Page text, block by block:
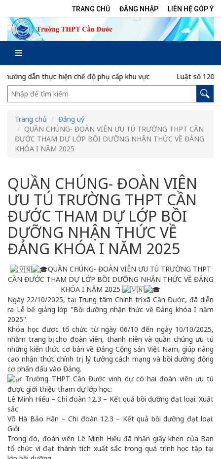
TRANG CHỦ ĐĂNG NHẬP LIÊN HỆ GÓP Ý
thực hiện chế độ phụ cấp khu vực Luật số 120/2025/QH15
Trang chủ
Đảng uỷ
QUẦN CHÚNG- ĐOÀN VIÊN ƯU TÚ TRƯỜNG THPT CẦN
ĐƯỚC THAM DỰ LỚP BỒI DƯỠNG NHẬN THỨC VỀ ĐẢNG
KHÓA I NĂM 2025
QUẦN CHÚNG- ĐOÀN VIÊN
ƯU TÚ TRƯỜNG THPT CẦN
ĐƯỚC THAM DỰ LỚP BỒI
DƯỠNG NHẬN THỨC VỀ
ĐẢNG KHÓA I NĂM 2025
QUẦN CHÚNG- ĐOÀN VIÊN ƯU TÚ TRƯỜNG THPT
CẦN ĐƯỚC THAM DỰ LỚP BỒI DƯỠNG NHẬN THỨC VỀ ĐẢNG
KHÓA I NĂM 2025
Ngày 22/10/2025, tại Trung tâm Chính trị xã Cần Đước, đã diễn
ra Lễ bế giảng lớp "Bồi dưỡng nhận thức về Đảng khóa I năm
2025".
Khóa học được tổ chức từ ngày 06/10 đến ngày 10/10/2025,
nhằm trang bị cho đoàn viên, thanh niên và quần chúng ưu tú
những kiến thức cơ bản về Đảng Cộng sản Việt Nam, giúp nâng
cao nhận thức chính trị, lý tưởng cách mạng và bồi dưỡng động
cơ phấn đấu vào Đảng.
Trường THPT Cần Đước vinh dự có hai đoàn viên ưu tú
được giới thiệu tham dự lớp học:
Lê Minh Hiếu – Chi đoàn 12.3 – Kết quả bồi dưỡng đạt loại: Xuất
sắc
Võ Hà Bảo Hân – Chi đoàn 12.3 – Kết quả bồi dưỡng đạt loại:
Giỏi
Trong đó, đoàn viên Lê Minh Hiếu đã nhận giấy khen của Ban
tổ chức vì đạt thành tích xuất sắc trong quá trình học tập tại